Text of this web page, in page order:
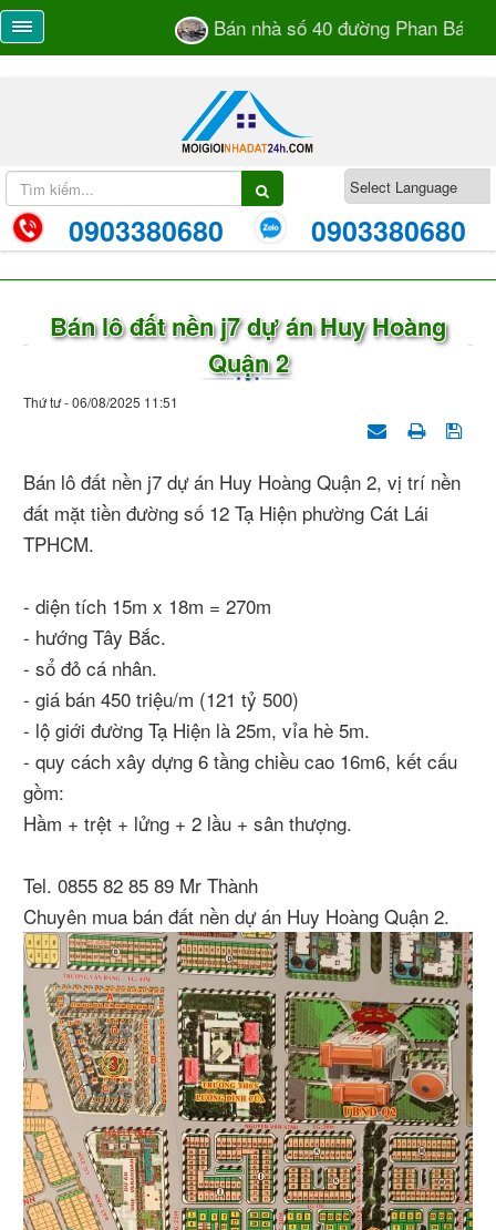
Bán nhà số 40 đường Phan Bá
0903380680 0903380680
Bán lô đất nền j7 dự án Huy Hoàng
Quận 2
Thứ tư - 06/08/2025 11:51
Bán lô đất nền j7 dự án Huy Hoàng Quận 2, vị trí nền
đất mặt tiền đường số 12 Tạ Hiện phường Cát Lái
TPHCM.
- diện tích 15m x 18m = 270m
- hướng Tây Bắc.
- sổ đỏ cá nhân.
- giá bán 450 triệu/m (121 tỷ 500)
- lộ giới đường Tạ Hiện là 25m, vỉa hè 5m.
- quy cách xây dựng 6 tầng chiều cao 16m6, kết cấu
gồm:
Hầm + trệt + lửng + 2 lầu + sân thượng.
Tel. 0855 82 85 89 Mr Thành
Chuyên mua bán đất nền dự án Huy Hoàng Quận 2.